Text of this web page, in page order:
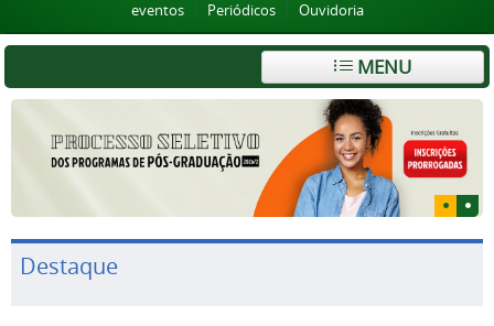
eventos
Periódicos Ouvidoria
MENU
Destaque